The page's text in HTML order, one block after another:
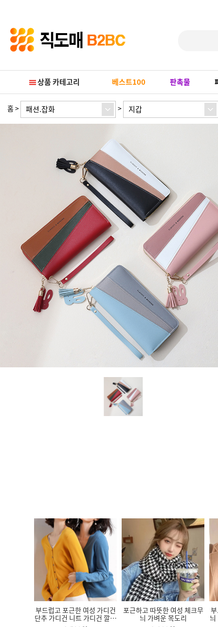
PrevNext
상품 카테고리 베스트100 판촉물
홈 > 패션.잡화 > 지갑
부드럽고 포근한 여성 가디건
단추 가디건 니트 가디건 깔끔
포근하고 따뜻한 여성 체크무
늬 가벼운 목도리
늬